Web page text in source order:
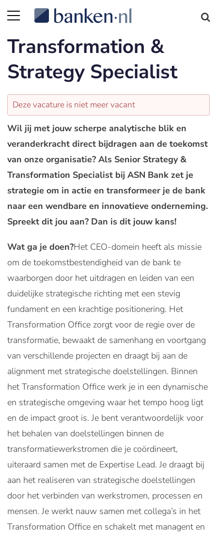
Transformation &
Strategy Specialist
Deze vacature is niet meer vacant
Wil jij met jouw scherpe analytische blik en
veranderkracht direct bijdragen aan de toekomst
van onze organisatie? Als Senior Strategy &
Transformation Specialist bij ASN Bank zet je
strategie om in actie en transformeer je de bank
naar een wendbare en innovatieve onderneming.
Spreekt dit jou aan? Dan is dit jouw kans!
Wat ga je doen?Het CEO-domein heeft als missie
om de toekomstbestendigheid van de bank te
waarborgen door het uitdragen en leiden van een
duidelijke strategische richting met een stevig
fundament en een krachtige positionering. Het
Transformation Office zorgt voor de regie over de
transformatie, bewaakt de samenhang en voortgang
van verschillende projecten en draagt bij aan de
alignment met strategische doelstellingen. Binnen
het Transformation Office werk je in een dynamische
en strategische omgeving waar het tempo hoog ligt
en de impact groot is. Je bent verantwoordelijk voor
het behalen van doelstellingen binnen de
transformatiewerkstromen die je coördineert,
uiteraard samen met de Expertise Lead. Je draagt bij
aan het realiseren van strategische doelstellingen
door het verbinden van werkstromen, processen en
mensen. Je werkt nauw samen met collega’s in het
Transformation Office en schakelt met managent en